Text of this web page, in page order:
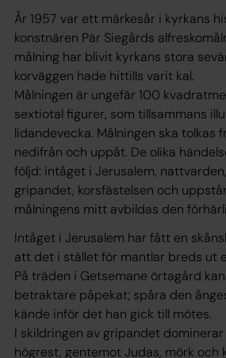
År 1957 var ett märkesår i kyrkans
konstnären Pär Siegårds
målning har blivit kyrkans stora
korväggen hade hittills varit kal.
Målningen är ungefär 100
sextiotal figurer, som tillsammans
lidandevecka. Målningen ska tolkas
nedifrån och uppåt. De olika
följd: intåget i Jerusalem,
gripandet, korsfästelsen och
målningens mitt avbildas den
Intåget i Jerusalem har fått en
att det i stället för mantlar breds ut
På träden i Getsemane örtagård
betraktare påpekat; spåra den
kände inför det han gick till mötes.
I skildringen av gripandet dominerar
högrest, gentemot Judas, mörk och